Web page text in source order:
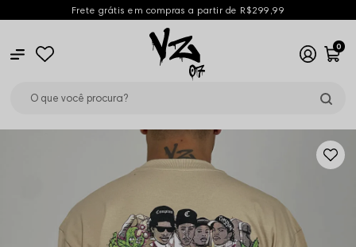
Frete grátis em compras a partir de R$299,99
0